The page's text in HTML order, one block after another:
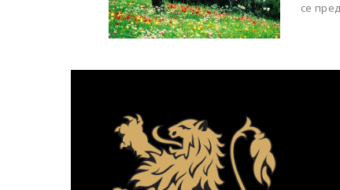
се